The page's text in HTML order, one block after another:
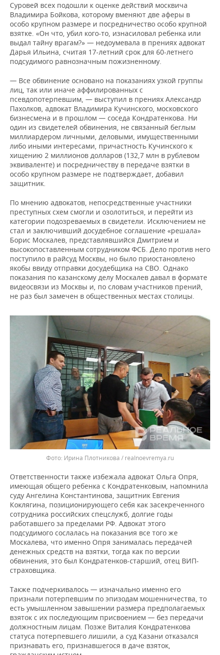
Суровей всех подошли к оценке действий москвича
Владимира Бойкова, которому вменяют две аферы в
особо крупном размере и посредничество особо крупной
взятке. «Он что, убил кого-то, изнасиловал ребенка или
выдал тайну врагам?» — недоумевала в прениях адвокат
Дарья Ильина, считая 17-летний срок для 60-летнего
подсудимого равнозначным пожизненному.
— Все обвинение основано на показаниях узкой группы
лиц, так или иначе аффилированных с
псевдопотерпевшим, — выступил в прениях Александр
Пахолков, адвокат Владимира Кучинского, московского
бизнесмена и в прошлом — соседа Кондратенкова. Ни
один из свидетелей обвинения, не связанный беглым
миллиардером личными, деловыми, имущественными
либо иными интересами, причастность Кучинского к
хищению 2 миллионов долларов (132,7 млн в рублевом
эквиваленте) и посредничеству в передаче взятки в
особо крупном размере не подтверждает, добавил
защитник.
По мнению адвокатов, непосредственные участники
преступных схем смогли и озолотиться, и перейти из
категории подозреваемых в свидетели. Исключением не
стал и заключивший досудебное соглашение «решала»
Борис Москалев, представлявшийся Дмитрием и
высокопоставленным сотрудником ФСБ. Дело против него
поступило в райсуд Москвы, но было приостановлено
якобы ввиду отправки досудебщика на СВО. Однако
показания по казанскому делу Москалев давал в формате
видеосвязи из Москвы и, по словам участников прений,
не раз был замечен в общественных местах столицы.
Ирина Плотникова / realnoevremya.ru
Ответственности также избежала адвокат Ольга Опря,
имеющая общего ребенка с Кондратенковым, напомнила
суду Ангелина Константинова, защитник Евгения
Коклягина, позиционирующего себя как засекреченного
сотрудника российских спецслужб, долгие годы
работавшего за пределами РФ. Адвокат этого
подсудимого сослалась на показания все того же
Москалева, что именно Опря занималась передачей
денежных средств на взятки, тогда как по версии
обвинения, это был Кондратенков-старший, отец ВИП-
страховщика.
Также подчеркивалось — изначально именно его
признали потерпевшим по эпизодам мошенничества, то
есть умышленном завышении размера предполагаемых
взяток с их последующим присвоением — без передачи
должностным лицам. Позже Виталия Кондратенкова
статуса потерпевшего лишили, а суд Казани отказался
признавать его, признавшегося в даче взяток,